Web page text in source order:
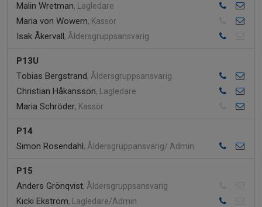
Malin Wretman, Lagledare
Maria von Wowern, Kassör
Isak Åkervall, Åldersgruppsansvarig
P13U
Tobias Bergstrand, Åldersgruppsansvarig
Christian Håkansson, Lagledare
Maria Schröder, Kassör
P14
Simon Rosendahl, Åldersgruppansvarig/ Admin
P15
Anders Grönqvist, Åldersgruppsansvarig
Kicki Ekström, Lagledare/Admin